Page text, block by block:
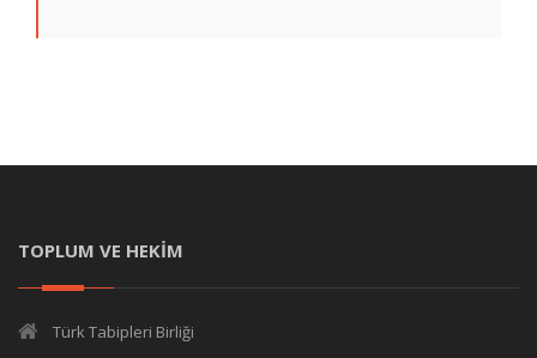
TOPLUM VE HEKİM
Türk Tabipleri Birliği